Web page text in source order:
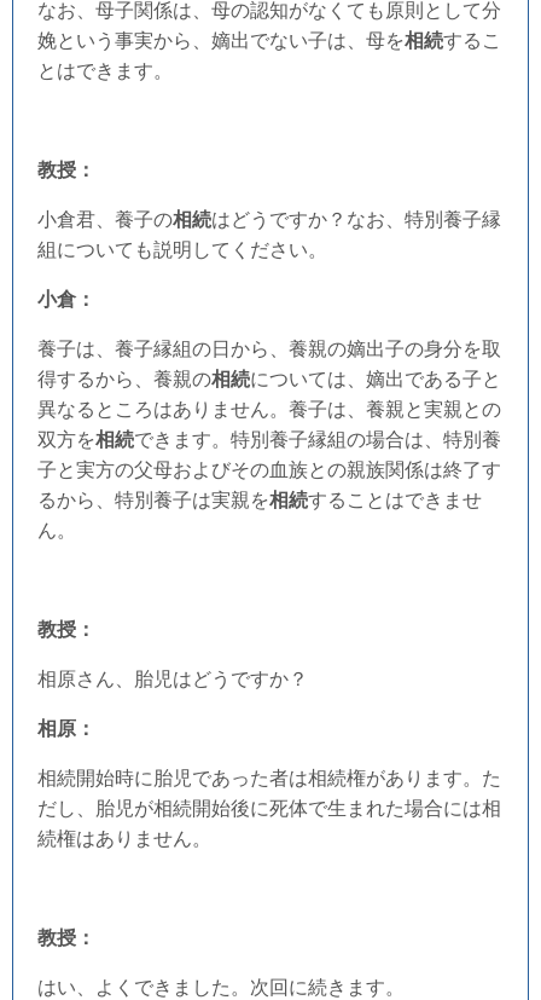
なお、母子関係は、母の認知がなくても原則として分
娩という事実から、嫡出でない子は、母を相続するこ
とはできます。
教授：
小倉君、養子の相続はどうですか？なお、特別養子縁
組についても説明してください。
小倉：
養子は、養子縁組の日から、養親の嫡出子の身分を取
得するから、養親の相続については、嫡出である子と
異なるところはありません。養子は、養親と実親との
双方を相続できます。特別養子縁組の場合は、特別養
子と実方の父母およびその血族との親族関係は終了す
るから、特別養子は実親を相続することはできませ
ん。
教授：
相原さん、胎児はどうですか？
相原：
相続開始時に胎児であった者は相続権があります。た
だし、胎児が相続開始後に死体で生まれた場合には相
続権はありません。
教授：
はい、よくできました。次回に続きます。